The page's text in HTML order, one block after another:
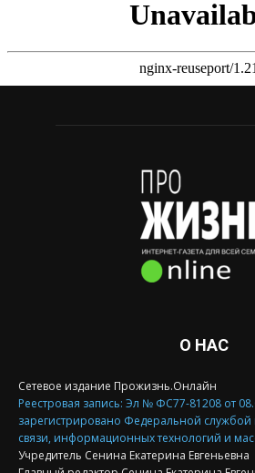
О НАС
Сетевое издание Прожизнь.Онлайн
Реестровая запись: Эл № ФС77-81208 от
зарегистрировано Федеральной службой
связи, информационных технологий и
Учредитель Сенина Екатерина Евгеньевна